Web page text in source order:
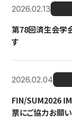
2026.02.13
第78回済生会学
す
2026.02.04
FIN/SUM2026
票にご協力お願